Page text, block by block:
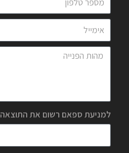
למניעת ספאם רשום את התוצאה 1+1